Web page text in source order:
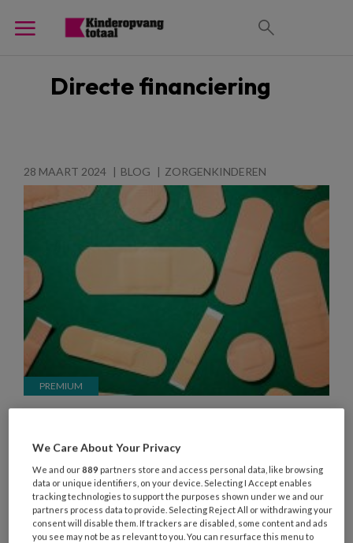
Directe financiering
28 MAART 2024 BLOG ZORGENKINDEREN
Blog Jolanda Knorren – Een leven
lang pleisters plakken
Jolanda las weer over het idee van bijna-gratis
kinderopvang in 2027 voor alleen werkende
ouders. Oftewel: we investeren niet in al onze
kinderen, maar gebruiken de sector weer
We Care About Your Privacy
We and our889 partners store and access personal data, like browsing
data or unique identifiers, on your device. Selecting I Accept enables
tracking technologies to support the purposes shown under we and our
partners process data to provide. Selecting Reject All or withdrawing your
consent will disable them. If trackers are disabled, some content and ads
you see may not be as relevant to you. You can resurface this menu to